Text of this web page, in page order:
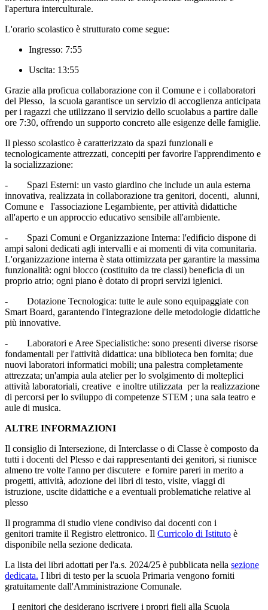
l'apertura interculturale.
L'orario scolastico è strutturato come segue:
Ingresso: 7:55
Uscita: 13:55
Grazie alla proficua collaborazione con il Comune e i collaboratori
del Plesso, la scuola garantisce un servizio di accoglienza anticipata
per i ragazzi che utilizzano il servizio dello scuolabus a partire dalle
ore 7:30, offrendo un supporto concreto alle esigenze delle famiglie.
Il plesso scolastico è caratterizzato da spazi funzionali e
tecnologicamente attrezzati, concepiti per favorire l'apprendimento e
la socializzazione:
-
Spazi Esterni: un vasto giardino che include un aula esterna
innovativa, realizzata in collaborazione tra genitori, docenti, alunni,
Comune e l'associazione Legambiente, per attività didattiche
all'aperto e un approccio educativo sensibile all'ambiente.
-
Spazi Comuni e Organizzazione Interna: l'edificio dispone di
ampi saloni dedicati agli intervalli e ai momenti di vita comunitaria.
L'organizzazione interna è stata ottimizzata per garantire la massima
funzionalità: ogni blocco (costituito da tre classi) beneficia di un
proprio atrio; ogni piano è dotato di propri servizi igienici.
-
Dotazione Tecnologica: tutte le aule sono equipaggiate con
Smart Board, garantendo l'integrazione delle metodologie didattiche
più innovative.
-
Laboratori e Aree Specialistiche: sono presenti diverse risorse
fondamentali per l'attività didattica: una biblioteca ben fornita; due
nuovi laboratori informatici mobili; una palestra completamente
attrezzata; un'ampia aula atelier per lo svolgimento di molteplici
attività laboratoriali, creative e inoltre utilizzata per la realizzazione
di percorsi per lo sviluppo di competenze STEM ; una sala teatro e
aule di musica.
ALTRE INFORMAZIONI
Il consiglio di Intersezione, di Interclasse o di Classe è composto da
tutti i docenti del Plesso e dai rappresentanti dei genitori, si riunisce
almeno tre volte l'anno per discutere e fornire pareri in merito a
progetti, attività, adozione dei libri di testo, visite, viaggi di
istruzione, uscite didattiche e a eventuali problematiche relative al
plesso
Il programma di studio viene condiviso dai docenti con i
genitori tramite il Registro elettronico. Il Curricolo di Istituto è
disponibile nella sezione dedicata.
La lista dei libri adottati per l'a.s. 2024/25 è pubblicata nella sezione
dedicata. I libri di testo per la scuola Primaria vengono forniti
gratuitamente dall'Amministrazione Comunale.
I genitori che desiderano iscrivere i propri figli alla Scuola